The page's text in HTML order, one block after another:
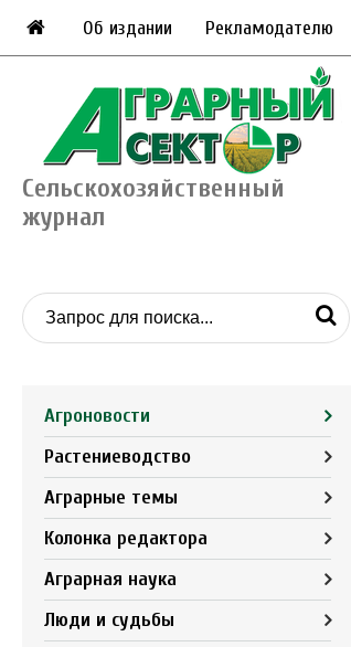
Об издании Рекламодателю
Сельскохозяйственный
журнал
Агроновости
Растениеводство
Аграрные темы
Колонка редактора
Аграрная наука
Люди и судьбы